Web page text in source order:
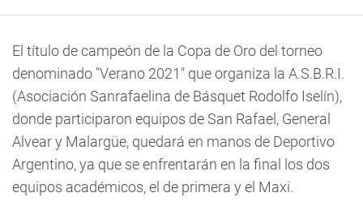
El título de campeón de la Copa de Oro del torneo
denominado "Verano 2021" que organiza la A.S.B.R.I.
(Asociación Sanrafaelina de Básquet Rodolfo Iselín),
donde participaron equipos de San Rafael, General
Alvear y Malargüe, quedará en manos de Deportivo
Argentino, ya que se enfrentarán en la final los dos
equipos académicos, el de primera y el Maxi.